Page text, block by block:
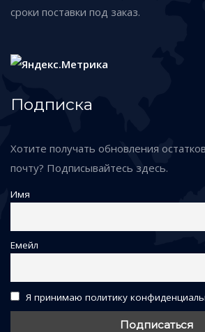
сроки поставки под заказ.
Подписка
Хотите получать обновления
почту? Подписывайтесь здесь.
Имя
Емейл
Я принимаю политику